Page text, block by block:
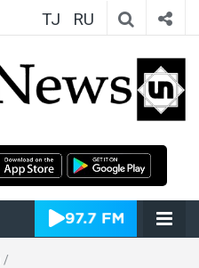
TJ RU
ИмрӯзNews
/